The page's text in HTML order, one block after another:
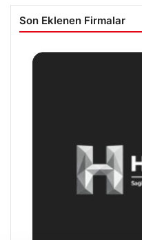
Son Eklenen Firmalar